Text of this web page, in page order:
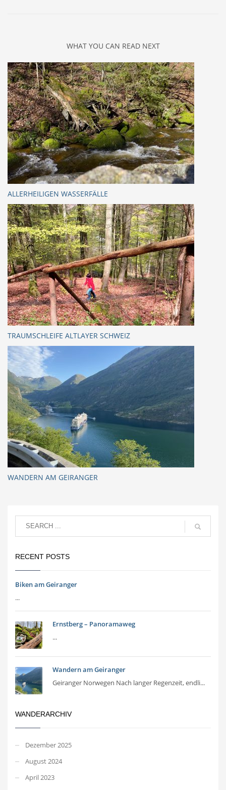
WHAT YOU CAN READ NEXT
ALLERHEILIGEN WASSERFÄLLE
TRAUMSCHLEIFE ALTLAYER SCHWEIZ
WANDERN AM GEIRANGER
RECENT POSTS
Biken am Geiranger
...
Ernstberg – Panoramaweg
...
Wandern am Geiranger
Geiranger Norwegen Nach langer Regenzeit, endli...
WANDERARCHIV
Dezember 2025
August 2024
April 2023